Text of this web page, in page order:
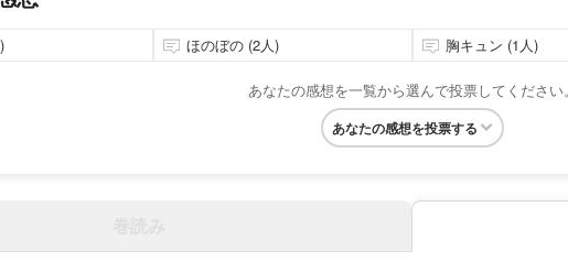
ほのぼの (2人) 胸キュン (1人)
あなたの感想を一覧から選んで投票してください。
あなたの感想を投票する